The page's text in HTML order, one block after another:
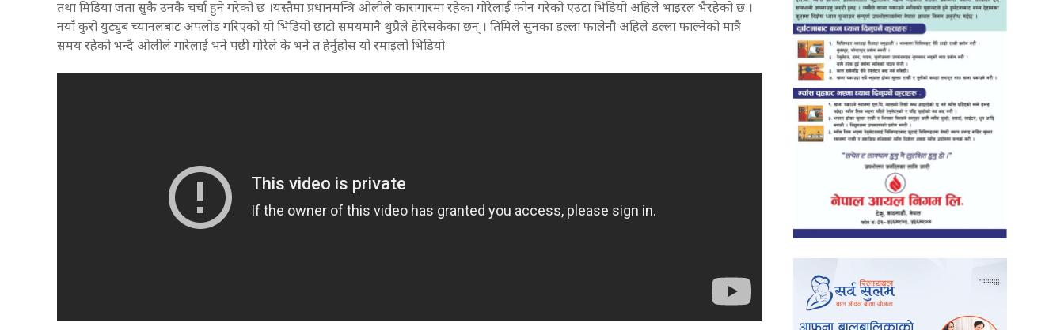
तथा मिडिया जता सुकै उनकै चर्चा हुने गरेको छ ।यस्तैमा प्रधानमन्त्रि ओलीले कारागारमा रहेका गोरेलाई फोन गरेको एउटा भिडियो अहिले भाइरल भैरहेको छ ।
नयाँ कुरो युट्युब च्यानलबाट अपलोड गरिएको यो भिडियो छाटो समयमानै थुप्रैले हेरिसकेका छन् । तिमिले सुनका डल्ला फालेनौ अहिले डल्ला फाल्नेको मात्रै
समय रहेको भन्दै ओलीले गारेलाई भने पछी गोरेले के भने त हेर्नुहोस यो रमाइलो भिडियो